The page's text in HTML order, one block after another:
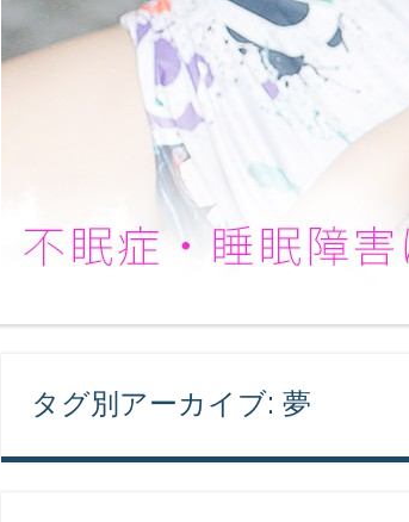
不眠症・睡眠障害は治
タグ別アーカイブ: 夢